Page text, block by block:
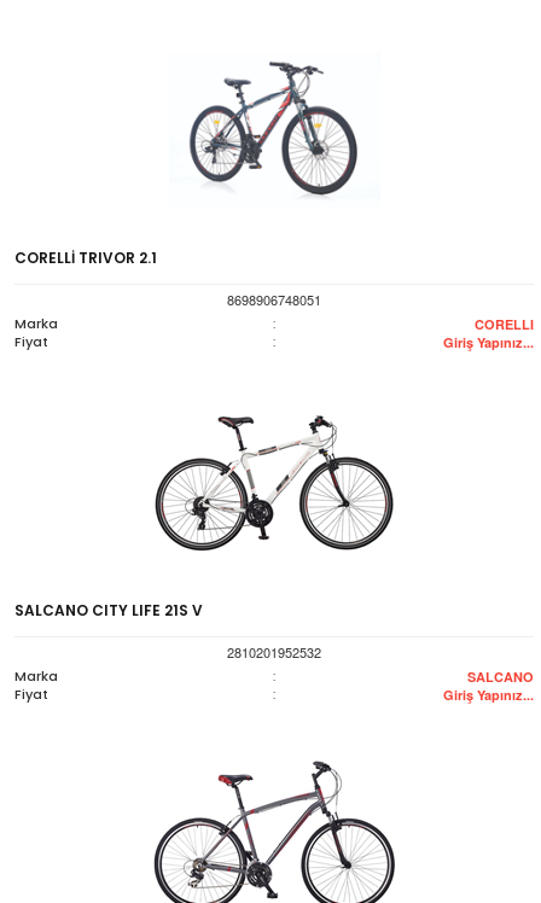
CORELLİ TRIVOR 2.1
8698906748051
Marka
: CORELLI
Fiyat : Giriş Yapınız...
SALCANO CITY LIFE 21S V
2810201952532
Marka
: SALCANO
Fiyat : Giriş Yapınız...